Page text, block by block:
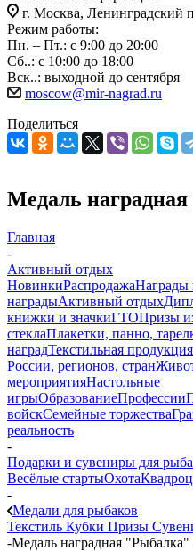
г. Москва, Ленинградский
Режим работы:
Пн. – Пт.: с 9:00 до 20:00
Сб..: с 10:00 до 18:00
Вск..: выходной до сентября
moscow@mir-nagrad.ru
Поделиться
Медаль
Главная
-
Активный отдых
НовинкиРаспродажаНаграды
наградыАктивный отдых
книжки и значкиГТОПризы
стеклаПлакетки, панно,
наградТекстильная продукция
России, регионов, стран
мероприятияНастольные
игрыОбразованиеПрофессии
войскСемейные торжества
реальность
-
Подарки и сувениры для
Весёлые стартыОхота
-
Медали для рыбаков
Текстиль Кубки Призы
-Медаль наградная